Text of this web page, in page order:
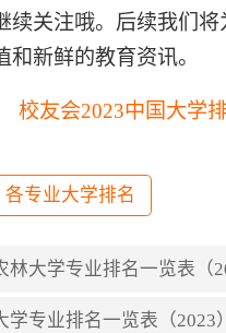
续关注哦。后续我们将
和新鲜的教育资讯。
校友会2023中国大学
各专业大学排名
林大学专业排名一览表（
学专业排名一览表（2023）